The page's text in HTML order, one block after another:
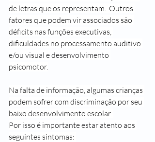
de letras que os representam.  Outros
fatores que podem vir associados são
déficits nas funções executivas,
dificuldades no processamento auditivo
e/ou visual e desenvolvimento
psicomotor.
Na falta de informação, algumas crianças
podem sofrer com discriminação por seu
baixo desenvolvimento escolar.
Por isso é importante estar atento aos
seguintes sintomas: